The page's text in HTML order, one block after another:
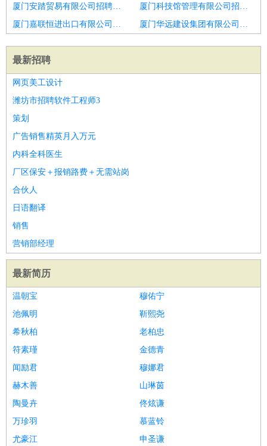
厦门安踏贸易有限公司招聘监理工程项目经理
厦门科技馆管理有限公司招聘项目经理
厦门嘉联恒进出口有限公司招聘钢结构项目经理
厦门华远建设集团有限公司招聘工程项目经理
最新招聘
网页美工设计
潍坊市招聘软件工程师3
策划
广告销售精英月入万元
内科全科医生
厂区保安＋报销路费＋无需站岗
合伙人
日语翻译
销售
营销部经理
最新简历
温朝宝
穆佑宁
池佩明
靳熙尧
希秋柏
老柏忠
符素瑾
金德青
闻励君
穆娜君
赫木善
山琳茵
陶曼卉
佟炫谦
万珍羽
慕蓝铃
尤豪江
申圣谦